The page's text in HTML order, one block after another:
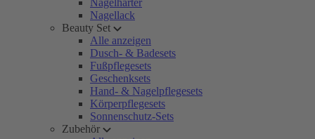
Nagelhärter
Nagellack
Beauty Set
Alle anzeigen
Dusch- & Badesets
Fußpflegesets
Geschenksets
Hand- & Nagelpflegesets
Körperpflegesets
Sonnenschutz-Sets
Zubehör